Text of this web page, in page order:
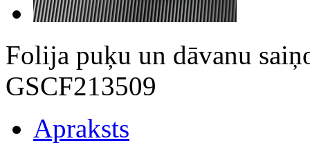
Folija puķu un dāvanu
GSCF213509
Apraksts